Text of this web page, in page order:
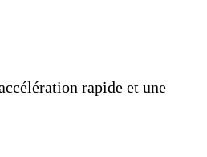
rapide et une